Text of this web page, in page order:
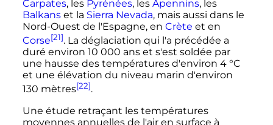
Carpates, les Pyrénées, les Apennins, les
Balkanset la Sierra Nevada, mais aussi dans le
Nord-Ouest de l'Espagne, en Crète et en
Corse[21]. La déglaciation qui l'a précédée a
duré environ 10 000 anset s'est soldée par
une hausse des températures d'environ 4 °C
et une élévation du niveau marin d'environ
130 mètres[22].
Une étude retraçant les températures
moyennes annuelles de l'air en surface à